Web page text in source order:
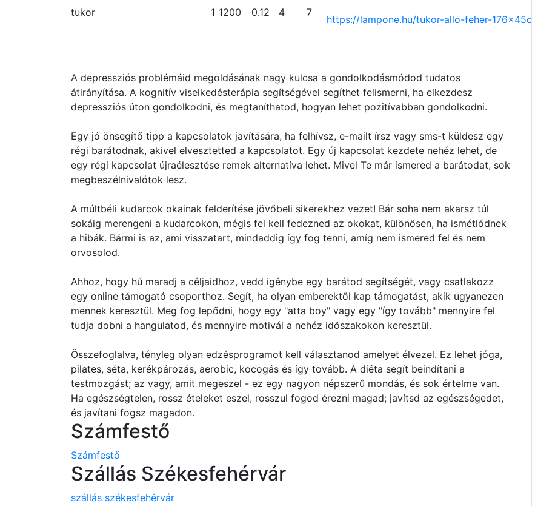
tukor
1 1200 0.12 4 7
https://lampone.hu/tukor-allo-feher-176x45cm
A depressziós problémáid megoldásának nagy kulcsa a gondolkodásmódod tudatos
átirányítása. A kognitív viselkedésterápia segítségével segíthet felismerni, ha elkezdesz
depressziós úton gondolkodni, és megtaníthatod, hogyan lehet pozitívabban gondolkodni.
Egy jó önsegítő tipp a kapcsolatok javítására, ha felhívsz, e-mailt írsz vagy sms-t küldesz egy
régi barátodnak, akivel elvesztetted a kapcsolatot. Egy új kapcsolat kezdete nehéz lehet, de
egy régi kapcsolat újraélesztése remek alternatíva lehet. Mivel Te már ismered a barátodat, sok
megbeszélnivalótok lesz.
A múltbéli kudarcok okainak felderítése jövőbeli sikerekhez vezet! Bár soha nem akarsz túl
sokáig merengeni a kudarcokon, mégis fel kell fedezned az okokat, különösen, ha ismétlődnek
a hibák. Bármi is az, ami visszatart, mindaddig így fog tenni, amíg nem ismered fel és nem
orvosolod.
Ahhoz, hogy hű maradj a céljaidhoz, vedd igénybe egy barátod segítségét, vagy csatlakozz
egy online támogató csoporthoz. Segít, ha olyan emberektől kap támogatást, akik ugyanezen
mennek keresztül. Meg fog lepődni, hogy egy "atta boy" vagy egy "így tovább" mennyire fel
tudja dobni a hangulatod, és mennyire motivál a nehéz időszakokon keresztül.
Összefoglalva, tényleg olyan edzésprogramot kell választanod amelyet élvezel. Ez lehet jóga,
pilates, séta, kerékpározás, aerobic, kocogás és így tovább. A diéta segít beindítani a
testmozgást; az vagy, amit megeszel - ez egy nagyon népszerű mondás, és sok értelme van.
Ha egészségtelen, rossz ételeket eszel, rosszul fogod érezni magad; javítsd az egészségedet,
és javítani fogsz magadon.
Számfestő
Számfestő
Szállás Székesfehérvár
szállás székesfehérvár